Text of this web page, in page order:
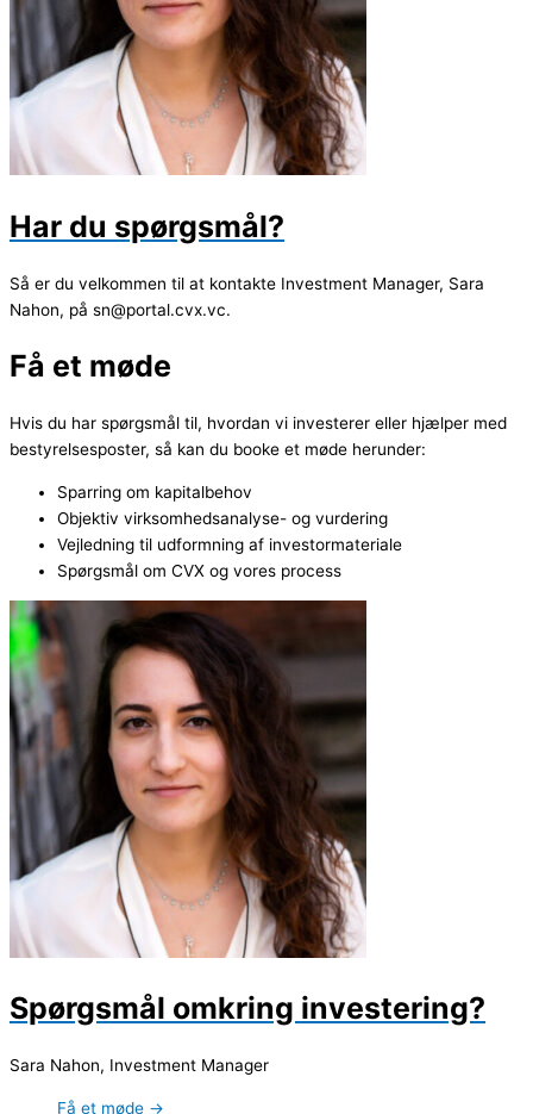
Har du spørgsmål?
Så er du velkommen til at kontakte Investment Manager, Sara
Nahon, på sn@portal.cvx.vc.
Få et møde
Hvis du har spørgsmål til, hvordan vi investerer eller hjælper med
bestyrelsesposter, så kan du booke et møde herunder:
Sparring om kapitalbehov
Objektiv virksomhedsanalyse- og vurdering
Vejledning til udformning af investormateriale
Spørgsmål om CVX og vores process
Spørgsmål omkring investering?
Sara Nahon, Investment Manager
Få et møde →